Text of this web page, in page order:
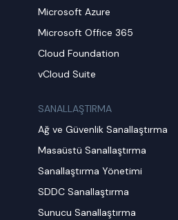
Microsoft Azure
Microsoft Office 365
Cloud Foundation
vCloud Suite
SANALLAŞTIRMA
Ağ ve Güvenlik Sanallaştırma
Masaüstü Sanallaştırma
Sanallaştırma Yönetimi
SDDC Sanallaştırma
Sunucu Sanallaştırma